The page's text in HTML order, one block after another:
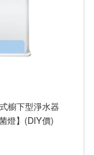
櫥下型淨水器
燈】(DIY價)